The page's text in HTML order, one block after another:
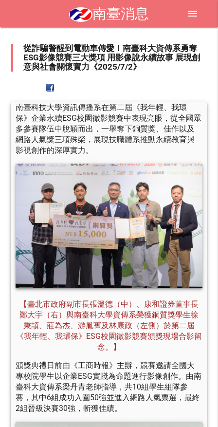
南臺消息 menu
從詐騙警醒到電動車傳愛！南臺科大資傳系勇奪
ESG影像競賽三大獎項 用影像說永續故事 展現創
意與社會關懷實力《2025/7/2》
南臺科技大學資訊傳播系在第二屆《我年輕、我環
保》企業永續ESG校園徵影競賽中表現亮眼，從全國眾
多參賽隊伍中脫穎而出，一舉奪下銅質獎、佳作以及
網路人氣獎三項殊榮，展現技職體系推動永續教育與
影視創作的深厚實力。
【臺北市政府副市長張溫德（中）、康和證券董事長
鄭大宇（右）與南臺科大學資傳系榮獲銅質獎學生徐
秉頡、莊為杰、游胤寯及林康政（左側）於第二屆
《我年輕、我環保》ESG校園徵影競賽頒獎現場合影留
念。】
頒獎典禮日前由《工商時報》主辦，競賽邀請全國大
專校院學生以企業ESG實踐為命題進行影像創作。由南
臺科大資傳系梁丹青老師指導，共10組學生組隊參
賽，其中6組成功入圍50強並進入網路人氣票選，最終
2組晉級決賽30強，斬獲佳績。